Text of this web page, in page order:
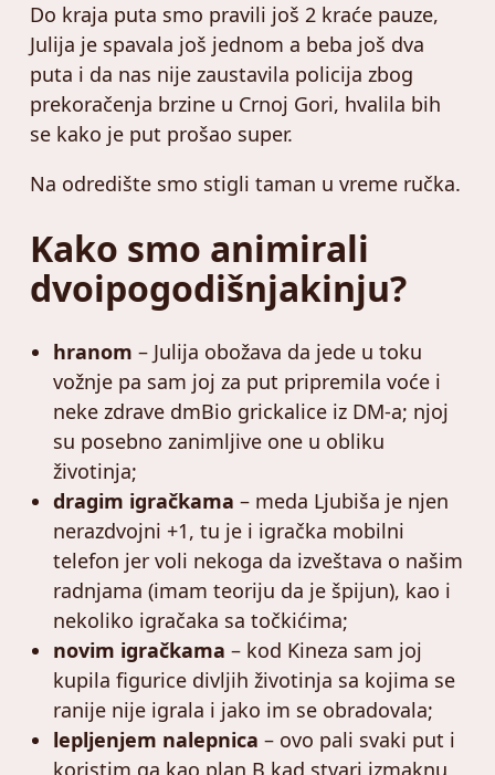
Do kraja puta smo pravili još 2 kraće pauze,
Julija je spavala još jednom a beba još dva
puta i da nas nije zaustavila policija zbog
prekoračenja brzine u Crnoj Gori, hvalila bih
se kako je put prošao super.
Na odredište smo stigli taman u vreme ručka.
Kako smo animirali
dvoipogodišnjakinju?
hranom – Julija obožava da jede u toku
vožnje pa sam joj za put pripremila voće i
neke zdrave dmBio grickalice iz DM-a; njoj
su posebno zanimljive one u obliku
životinja;
dragim igračkama – meda Ljubiša je njen
nerazdvojni +1, tu je i igračka mobilni
telefon jer voli nekoga da izveštava o našim
radnjama (imam teoriju da je špijun), kao i
nekoliko igračaka sa točkićima;
novim igračkama – kod Kineza sam joj
kupila figurice divljih životinja sa kojima se
ranije nije igrala i jako im se obradovala;
lepljenjem nalepnica – ovo pali svaki put i